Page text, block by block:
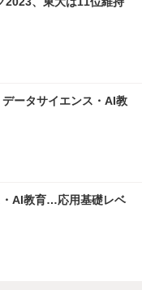
ータサイエンス・AI教
AI教育…応用基礎レベ